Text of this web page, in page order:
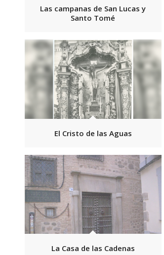
Las campanas de San Lucas y
Santo Tomé
El Cristo de las Aguas
La Casa de las Cadenas